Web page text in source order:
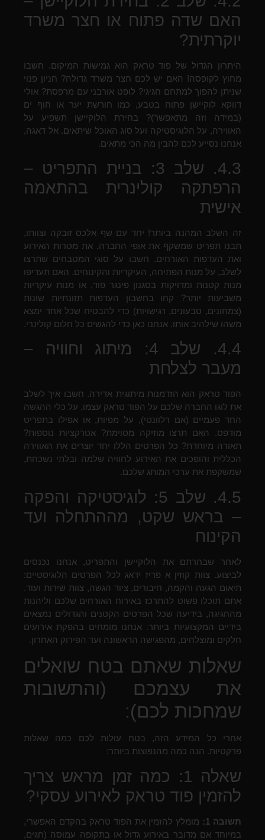
האם שדה פתוח או חצר משרד
יוקרתית?
היתרון הגדול של פוד טראק הוא גמישות המיקום. חשבו
מחוץ לקופסה! האם יש לכם חצר משרד גדולה? חניון פנוי
שניתן להפוך למתחם חגיגי? לופט אורבני עם מרפסת? אולי
דווקא לוקיישן פתוח בטבע, כמו חורשת יער או חוף ים
(במידה וזה מתאפשר)? בחירת הלוקיישן תשפיע על
האווירה, על הלוגיסטיקה ועל סוג האוכל שיתאים. אל דאגה,
אנחנו נסייע לכם להבין מה הכי מתאים.
4.3. שלב 3: בניית התפריט –
הרפתקה קולינרית בהתאמה
אישית
זה השלב המהנה ביותר! יחד עם שף אלכס זובקה וצוותו,
תבנו תפריט שמשקף את אופי החברה, את מטרות האירוע
ואת העדפות האורחים. חשבו על סוגי המטבחים שתרצו
לשלב, על מנות הפתיחה, העיקריות והקינוחים. האם תעדיפו
מנות קטנות ומדויקות בסגנון פינגר פוד, או מנות עיקריות
משביעות יותר? קחו בחשבון העדפות תזונתיות שונות
(צמחונים, טבעונים, רגישויות) כדי להבטיח שכל אחד ימצא
משהו שילהיב אותו. אנחנו כאן כדי להגשים כל חלום קולינרי.
4.4. שלב 4: מיתוג וחוויה –
מעבר לצלחת
הפוד טראק הוא הזדמנות מיתוגית אדירה. חשבו איך לשלב
את לוגו החברה שלכם על הפוד טראק עצמו, על כלי ההגשה
החד פעמיים (אם רלוונטי), על מפיות, או אפילו בתפריט
מודפס. האם תרצו מוזיקה מסוימת? אטרקציות נוספות?
תאורה מיוחדת? כל הפרטים הללו יחד יוצרים את האווירה
הכללית והופכים את האירוע לחוויה שלמה ובלתי נשכחת,
שמשקפת את ערכי המותג שלכם.
4.5. שלב 5: לוגיסטיקה והפקה
– בראש שקט, מההתחלה ועד
הקינוח
לאחר שבחרתם את הלוקיישן והתפריט, אנחנו נכנסים
לביצוע. צוות קוזין א פריז ידאג לכל הפרטים הלוגיסטיים:
תיאום הגעה והקמה, חיבורים, ציוד הגשה, צוות שירות ועוד.
אתם תוכלו פשוט להתרכז באירוח האורחים שלכם וליהנות
מהחגיגה, בידיעה שכל הפרטים הקטנים והגדולים נמצאים
בידיים המקצועיות ביותר. אנחנו מומחים בהפקת אירועים
חלקים ומוצלחים, מהפגישה הראשונה ועד הפירוק האחרון.
שאלות שאתם בטח שואלים
את עצמכם (והתשובות
שמחכות לכם):
אחרי כל המידע הזה, בטח עולות לכם כמה שאלות
פרקטיות. הנה כמה מהנפוצות ביותר:
שאלה 1: כמה זמן מראש צריך
להזמין פוד טראק לאירוע עסקי?
תשובה 1:
מומלץ להזמין את הפוד טראק בהקדם האפשרי,
במיוחד אם מדובר באירוע גדול או בתקופה עמוסה (חגים,